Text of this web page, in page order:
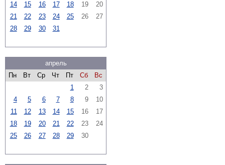
14
15 16 17 18 19
20
21
22 23 24 25 26
27
28
29 30 31
апрель
Пн
Вт Ср Чт Пт Сб
Вс
1
2
3
4
5 6 7 8 9
10
11
12 13 14 15 16
17
18
19 20 21 22 23
24
25
26 27 28 29 30